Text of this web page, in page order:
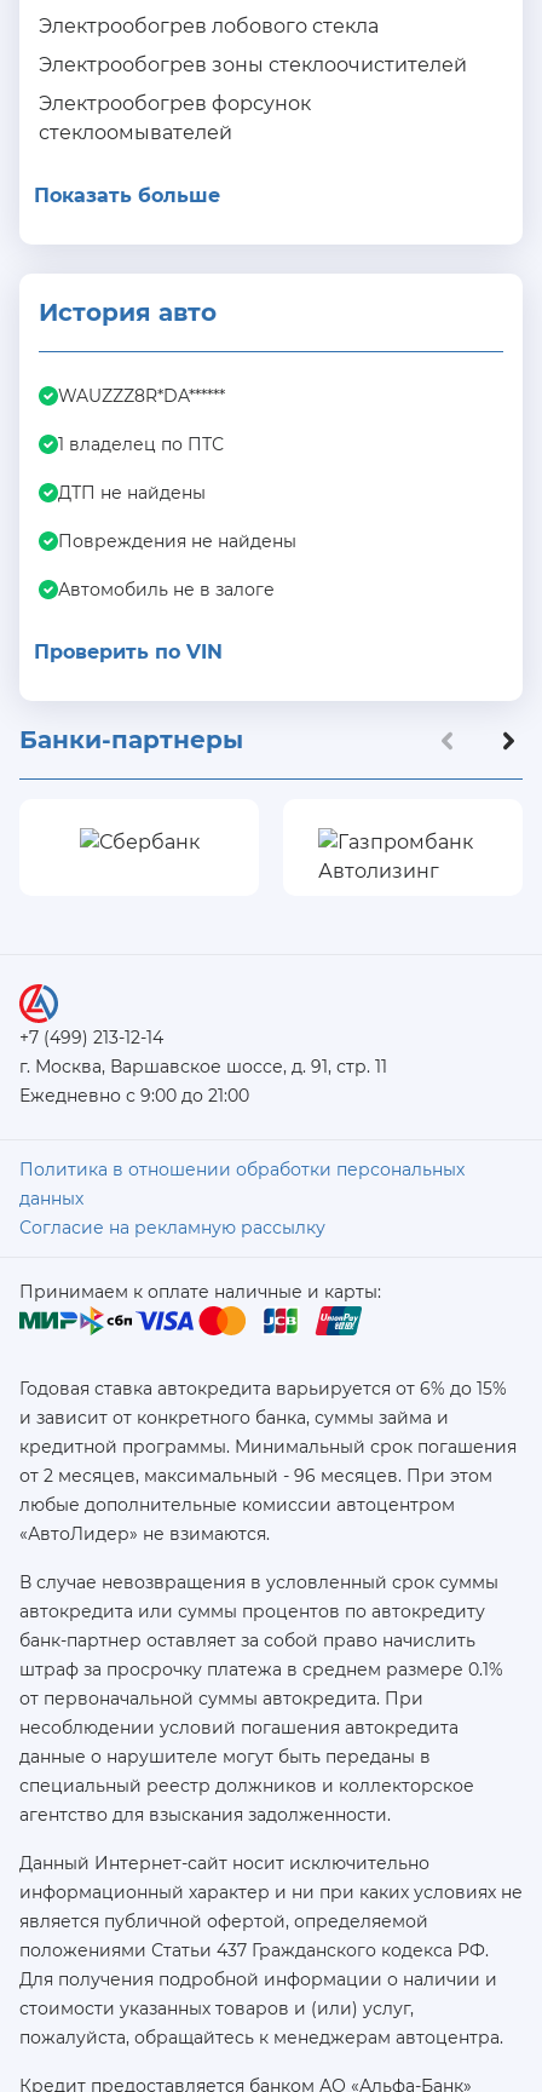
Электрообогрев лобового стекла
Электрообогрев зоны стеклоочистителей
Электрообогрев форсунок
стеклоомывателей
Показать больше
История авто
WAUZZZ8R*DA******
1 владелец по ПТС
ДТП не найдены
Повреждения не найдены
Автомобиль не в залоге
Проверить по VIN
Банки-партнеры
+7 (499) 213-12-14
г. Москва, Варшавское шоссе, д. 91, стр. 11
Ежедневно с 9:00 до 21:00
Политика в отношении обработки персональных
данных
Согласие на рекламную рассылку
Принимаем к оплате наличные и карты:
Годовая ставка автокредита варьируется от 6% до 15%
и зависит от конкретного банка, суммы займа и
кредитной программы. Минимальный срок погашения
от 2 месяцев, максимальный - 96 месяцев. При этом
любые дополнительные комиссии автоцентром
«АвтоЛидер» не взимаются.
В случае невозвращения в условленный срок суммы
автокредита или суммы процентов по автокредиту
банк-партнер оставляет за собой право начислить
штраф за просрочку платежа в среднем размере 0.1%
от первоначальной суммы автокредита. При
несоблюдении условий погашения автокредита
данные о нарушителе могут быть переданы в
специальный реестр должников и коллекторское
агентство для взыскания задолженности.
Данный Интернет-сайт носит исключительно
информационный характер и ни при каких условиях не
является публичной офертой, определяемой
положениями Статьи 437 Гражданского кодекса РФ.
Для получения подробной информации о наличии и
стоимости указанных товаров и (или) услуг,
пожалуйста, обращайтесь к менеджерам автоцентра.
Кредит предоставляется банком АО «Альфа-Банк»